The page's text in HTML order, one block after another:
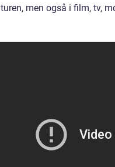
men også i film, tv,